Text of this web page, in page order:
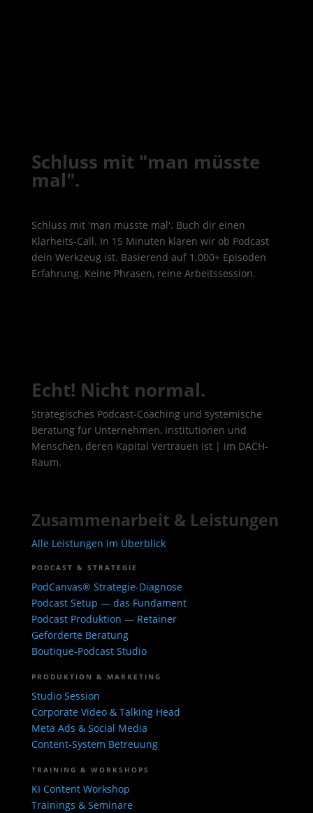
Schluss mit "man müsste
mal".
Schluss mit 'man müsste mal'. Buch dir einen
Klarheits-Call. In 15 Minuten klären wir ob Podcast
dein Werkzeug ist. Basierend auf 1.000+ Episoden
Erfahrung. Keine Phrasen, reine Arbeitssession.
Echt! Nicht normal.
Strategisches Podcast-Coaching und systemische
Beratung für Unternehmen, Institutionen und
Menschen, deren Kapital Vertrauen ist | im DACH-
Raum.
Zusammenarbeit & Leistungen
Alle Leistungen im Überblick
PODCAST & STRATEGIE
PodCanvas® Strategie-Diagnose
Podcast Setup — das Fundament
Podcast Produktion — Retainer
Geförderte Beratung
Boutique-Podcast Studio
PRODUKTION & MARKETING
Studio Session
Corporate Video & Talking Head
Meta Ads & Social Media
Content-System Betreuung
TRAINING & WORKSHOPS
KI Content Workshop
Trainings & Seminare